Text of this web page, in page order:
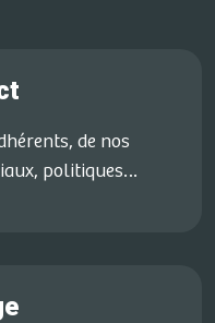
de nos
politiques…